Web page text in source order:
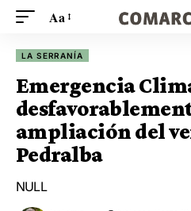
Aa
LA SERRANÍA
Emergencia
ampliación del
Pedralba
NULL